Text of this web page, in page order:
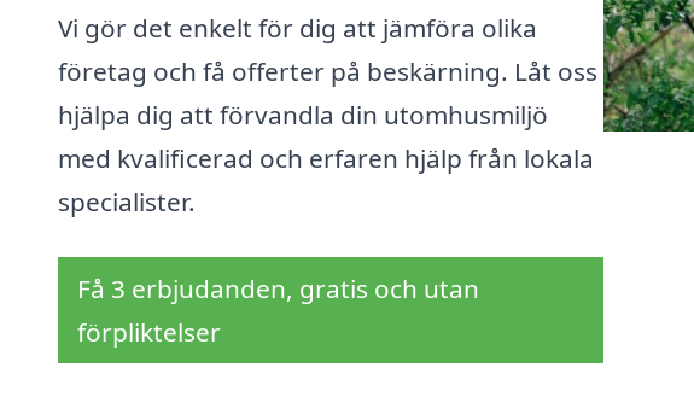
Vi gör det enkelt för dig att jämföra olika
företag och få offerter på beskärning. Låt oss
hjälpa dig att förvandla din utomhusmiljö
med kvalificerad och erfaren hjälp från lokala
specialister.
Få 3 erbjudanden, gratis och utan
förpliktelser